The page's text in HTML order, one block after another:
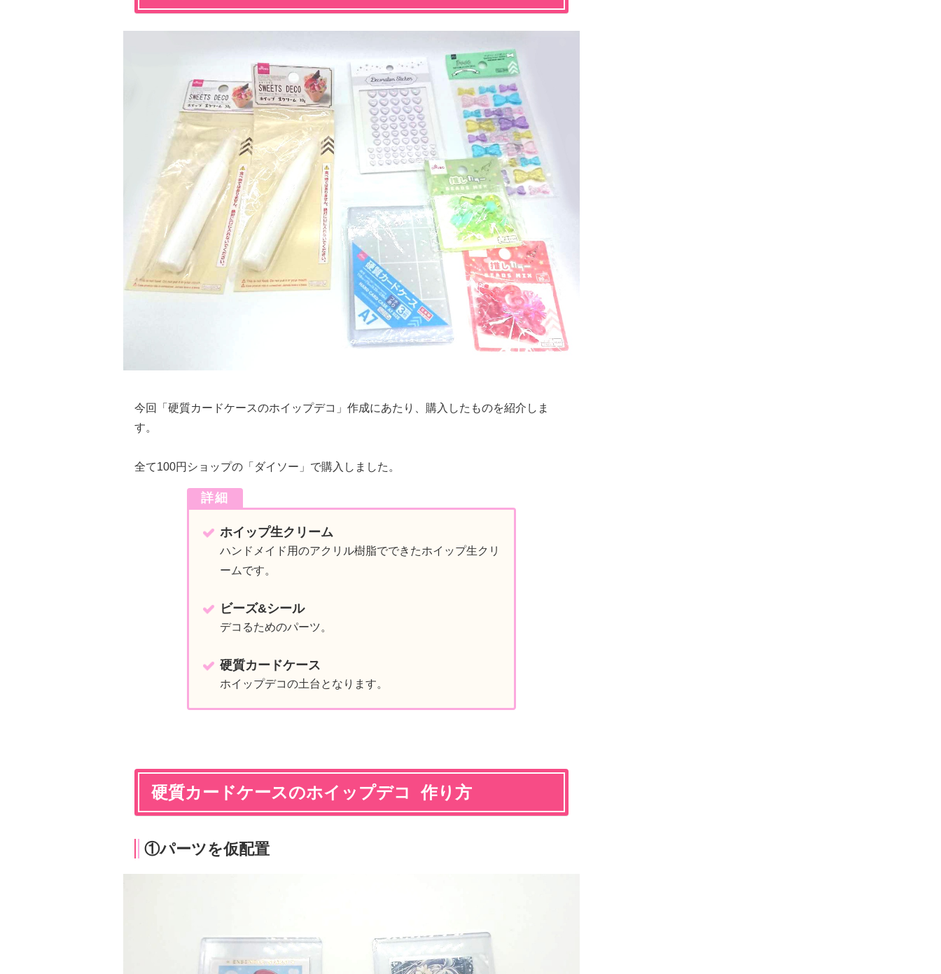
今回「硬質カードケースのホイップデコ」作成にあたり、購入したものを紹介しま
す。
全て100円ショップの「ダイソー」で購入しました。
詳細
ホイップ生クリーム
ハンドメイド用のアクリル樹脂でできたホイップ生クリ
ームです。
ビーズ&シール
デコるためのパーツ。
硬質カードケース
ホイップデコの土台となります。
硬質カードケースのホイップデコ 作り方
①パーツを仮配置